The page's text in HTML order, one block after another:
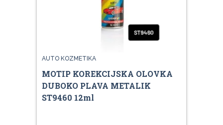
AUTO KOZMETIKA
MOTIP KOREKCIJSKA OLOVKA
DUBOKO PLAVA METALIK
ST9460 12ml